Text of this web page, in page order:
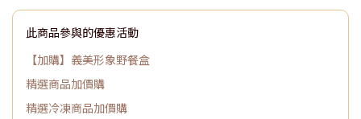
此商品參與的優惠活動
【加購】義美形象野餐盒
精選商品加價購
精選冷凍商品加價購